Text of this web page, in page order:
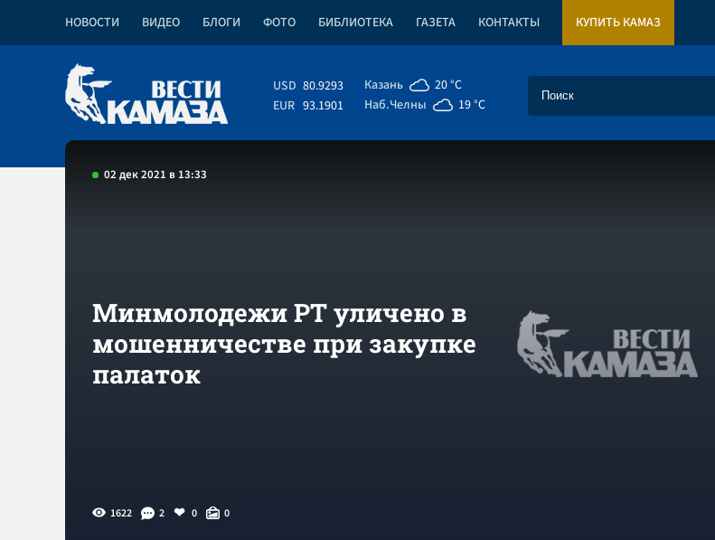
НОВОСТИ ВИДЕО БЛОГИ ФОТО БИБЛИОТЕКА ГАЗЕТА КОНТАКТЫ КУПИТЬ КАМАЗ
USD 80.9293
EUR 93.1901
Казань
20 °C
Наб.Челны
19 °C
02 дек 2021 в 13:33
Минмолодежи РТ уличено в
мошенничестве при закупке
палаток
1622 2 0 0